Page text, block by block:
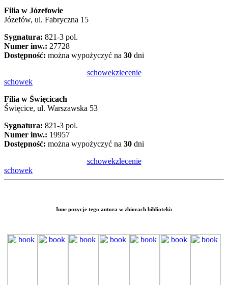
Filia w Józefowie
Józefów, ul. Fabryczna 15
Sygnatura: 821-3 pol.
Numer inw.: 27728
Dostępność: można wypożyczyć na 30 dni
schowekzlecenie
schowek
Filia w Święcicach
Święcice, ul. Warszawska 53
Sygnatura: 821-3 pol.
Numer inw.: 19957
Dostępność: można wypożyczyć na 30 dni
schowekzlecenie
schowek
Inne pozycje tego autora w zbiorach biblioteki: